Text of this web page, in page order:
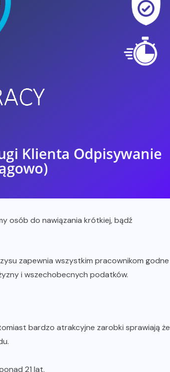
osób do nawiązania krótkiej, bądź
zapewnia wszystkim pracownikom godne
i wszechobecnych podatków.
bardzo atrakcyjne zarobki sprawiają że
21 lat.